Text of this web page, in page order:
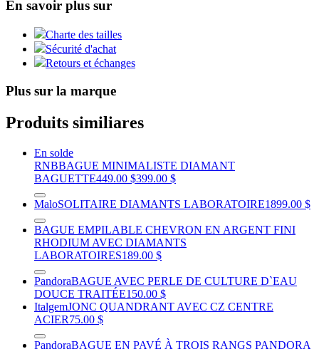
En savoir plus sur
Charte des tailles
Sécurité d'achat
Retours et échanges
Plus sur la marque
Produits similiares
En solde
RNBBAGUE MINIMALISTE DIAMANT
BAGUETTE449.00 $399.00 $
MaloSOLITAIRE DIAMANTS LABORATOIRE1899.00 $
BAGUE EMPILABLE CHEVRON EN ARGENT FINI
RHODIUM AVEC DIAMANTS
LABORATOIRES189.00 $
PandoraBAGUE AVEC PERLE DE CULTURE D`EAU
DOUCE TRAITÉE150.00 $
ItalgemJONC QUANDRANT AVEC CZ CENTRE
ACIER75.00 $
PandoraBAGUE EN PAVÉ À TROIS RANGS PANDORA